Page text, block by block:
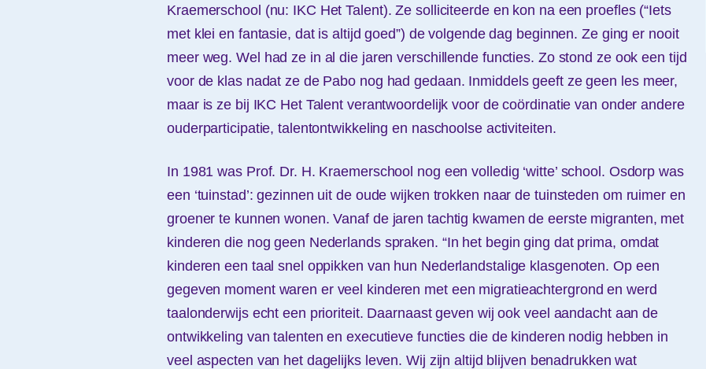
Kraemerschool (nu: IKC Het Talent). Ze solliciteerde en kon na een proefles (“Iets
met klei en fantasie, dat is altijd goed”) de volgende dag beginnen. Ze ging er nooit
meer weg. Wel had ze in al die jaren verschillende functies. Zo stond ze ook een tijd
voor de klas nadat ze de Pabo nog had gedaan. Inmiddels geeft ze geen les meer,
maar is ze bij IKC Het Talent verantwoordelijk voor de coördinatie van onder andere
ouderparticipatie, talentontwikkeling en naschoolse activiteiten.
In 1981 was Prof. Dr. H. Kraemerschool nog een volledig ‘witte’ school. Osdorp was
een ‘tuinstad’: gezinnen uit de oude wijken trokken naar de tuinsteden om ruimer en
groener te kunnen wonen. Vanaf de jaren tachtig kwamen de eerste migranten, met
kinderen die nog geen Nederlands spraken. “In het begin ging dat prima, omdat
kinderen een taal snel oppikken van hun Nederlandstalige klasgenoten. Op een
gegeven moment waren er veel kinderen met een migratieachtergrond en werd
taalonderwijs echt een prioriteit. Daarnaast geven wij ook veel aandacht aan de
ontwikkeling van talenten en executieve functies die de kinderen nodig hebben in
veel aspecten van het dagelijks leven. Wij zijn altijd blijven benadrukken wat